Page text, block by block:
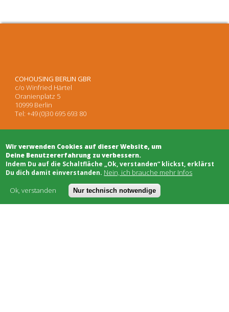
COHOUSING BERLIN GBR
c/o Winfried Härtel
Oranienplatz 5
10999 Berlin
Tel: +49 (0)30 695 693 80
Architekten
Projektentwicklung
Projektsteuerung
Rechtsberatung
Moderation/Mediation
Öffentlichkeitsarbeit
Wir verwenden Cookies auf dieser Website, um
Deine Benutzererfahrung zu verbessern.
​Indem Du auf die Schaltfläche „Ok, verstanden“ klickst, erklärst
Du dich damit einverstanden. Nein, ich brauche mehr Infos
Ok, verstanden
Nur technisch notwendige